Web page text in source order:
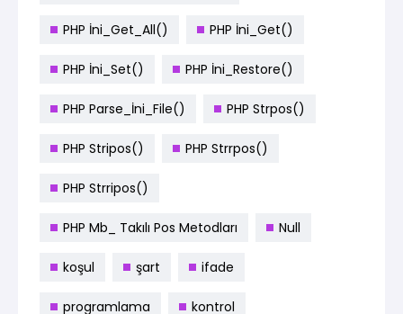
PHP İni_Get_All() PHP İni_Get()
PHP İni_Set() PHP İni_Restore()
PHP Parse_İni_File() PHP Strpos()
PHP Stripos() PHP Strrpos()
PHP Strripos()
PHP Mb_ Takılı Pos Metodları Null
koşul şart ifade
programlama kontrol